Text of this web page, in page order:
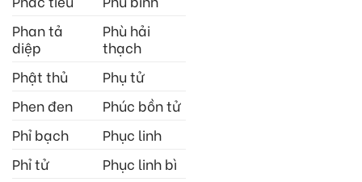
Phan tả
diệp
Phù hải
thạch
Phật thủ
Phụ tử
Phen đen
Phúc bồn tử
Phỉ bạch
Phục linh
Phỉ tử
Phục linh bì